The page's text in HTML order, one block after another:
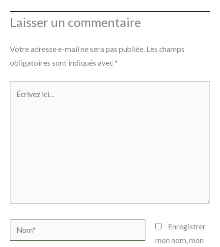
Laisser un commentaire
Votre adresse e-mail ne sera pas publiée. Les champs
obligatoires sont indiqués avec *
Nom*
Enregistrer
mon nom, mon